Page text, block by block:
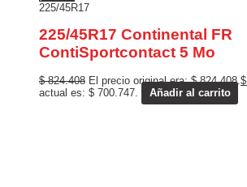
225/45R17
225/45R17 Continental FR
ContiSportcontact 5 Mo
$824.408 El precio original era: $ 824.408.$
actual es: $ 700.747.
Añadir al carrito